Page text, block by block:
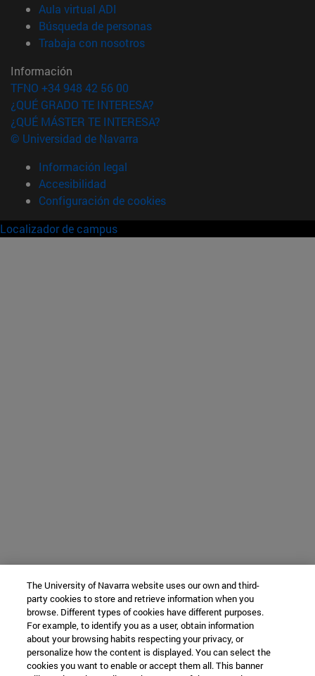
Aula virtual ADI
Búsqueda de personas(abre en nueva ventana)
Trabaja con nosotros(abre en nueva ventana)
Información
TFNO +34 948 42 56 00
¿QUÉ GRADO TE INTERESA?
¿QUÉ MÁSTER TE INTERESA?
© Universidad de Navarra
Información legal
Accesibilidad
Configuración de cookies
Localizador de campus
The University of Navarra website uses our own and third-
party cookies to store and retrieve information when you
browse. Different types of cookies have different purposes.
For example, to identify you as a user, obtain information
about your browsing habits respecting your privacy, or
personalize how the content is displayed. You can select the
cookies you want to enable or accept them all. This banner